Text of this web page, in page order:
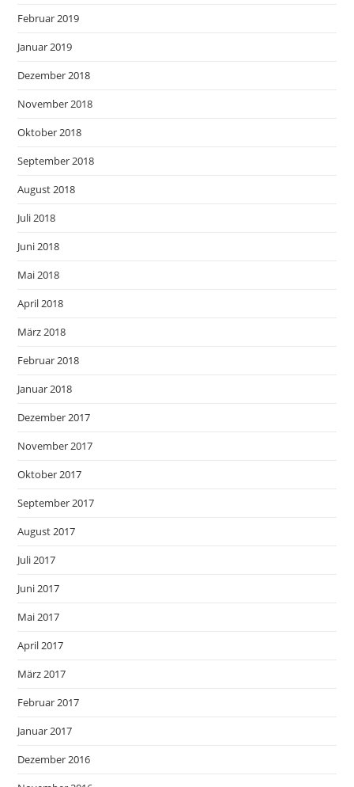
Februar 2019
Januar 2019
Dezember 2018
November 2018
Oktober 2018
September 2018
August 2018
Juli 2018
Juni 2018
Mai 2018
April 2018
März 2018
Februar 2018
Januar 2018
Dezember 2017
November 2017
Oktober 2017
September 2017
August 2017
Juli 2017
Juni 2017
Mai 2017
April 2017
März 2017
Februar 2017
Januar 2017
Dezember 2016